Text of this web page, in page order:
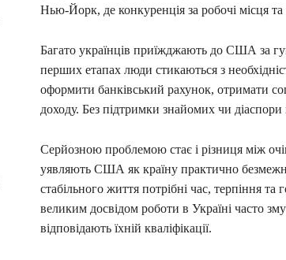
Нью-Йорк, де конкуренція за робочі місця
Багато українців приїжджають до США за
перших етапах люди стикаються з
оформити банківський рахунок, отримати
доходу. Без підтримки знайомих чи
Серйозною проблемою стає і різниця між
уявляють США як країну практично
стабільного життя потрібні час, терпіння
великим досвідом роботи в Україні часто
відповідають їхній кваліфікації.